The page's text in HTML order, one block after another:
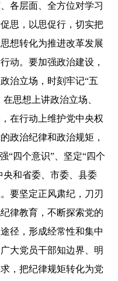
各层面、全方位对学习
思，以思促行，切实把
想转化为推进改革发展
动。要加强政治建设，
治立场，时刻牢记“五
思想上讲政治立场、
在行动上维护党中央权
政治纪律和政治规矩，
“四个意识”、坚定“四个
央和省委、市委、县委
要坚定正风肃纪，刀刃
律教育，不断探索党的
径，形成经常性和集中
大党员干部知边界、明
，把纪律规矩转化为党